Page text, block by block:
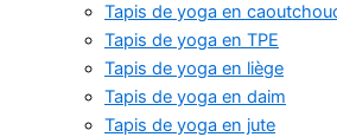
Tapis de yoga en
Tapis de yoga en TPE
Tapis de yoga en liège
Tapis de yoga en daim
Tapis de yoga en jute